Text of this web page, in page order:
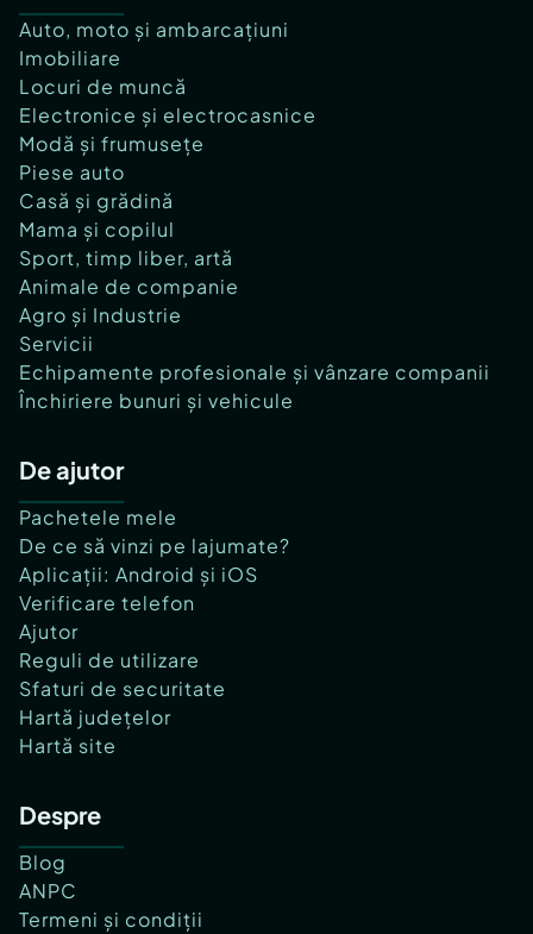
Auto, moto și ambarcațiuni
Imobiliare
Locuri de muncă
Electronice și electrocasnice
Modă și frumusețe
Piese auto
Casă și grădină
Mama și copilul
Sport, timp liber, artă
Animale de companie
Agro și Industrie
Servicii
Echipamente profesionale și vânzare companii
Închiriere bunuri și vehicule
De ajutor
Pachetele mele
De ce să vinzi pe lajumate?
Aplicații: Android și iOS
Verificare telefon
Ajutor
Reguli de utilizare
Sfaturi de securitate
Hartă județelor
Hartă site
Despre
Blog
ANPC
Termeni și condiții